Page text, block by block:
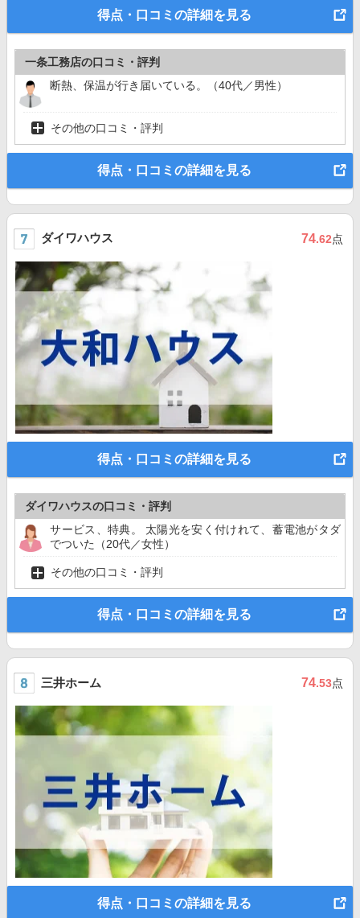
得点・口コミの詳細を見る
一条工務店の口コミ・評判
断熱、保温が行き届いている。（40代／男性）
その他の口コミ・評判
得点・口コミの詳細を見る
ダイワハウス 74.62点
得点・口コミの詳細を見る
ダイワハウスの口コミ・評判
サービス、特典。 太陽光を安く付けれて、蓄電池がタダ
でついた（20代／女性）
その他の口コミ・評判
得点・口コミの詳細を見る
三井ホーム 74.53点
得点・口コミの詳細を見る